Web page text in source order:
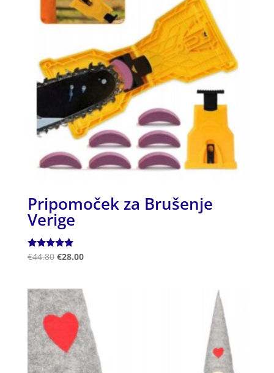
Pripomoček za Brušenje
Verige
Ocenjeno
€44.80 €28.00